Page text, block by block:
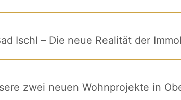
Ischl – Die neue Realität der
zwei neuen Wohnprojekte in